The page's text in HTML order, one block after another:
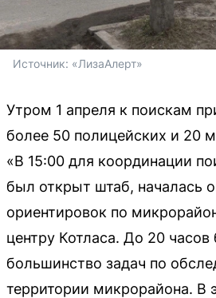
Источник: «ЛизаАлерт»
Утром 1 апреля к поискам
более 50 полицейских и 20
«В 15:00 для координации
был открыт штаб, началась
ориентировок по
центру Котласа. До 20
большинство задач по
территории микрорайона. В